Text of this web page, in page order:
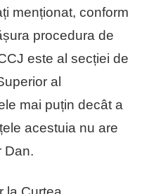
menționat, conform
procedura de
este al secției de
al
mai puțin decât a
acestuia nu are
Dan.